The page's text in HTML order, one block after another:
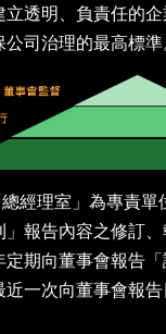
透明、負責任的
司治理的最高標準
經理室」為專責
」報告內容之修訂
期向董事會報告
一次向董事會報